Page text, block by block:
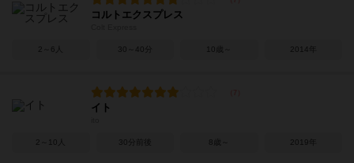
コルトエクスプレス
2～6人 30～40分 10歳～ 2014年
イト
2～10人 30分前後 8歳～ 2019年